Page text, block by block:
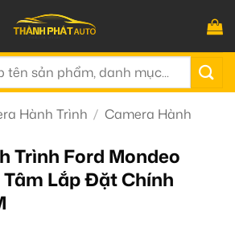
Hành Trình / Camera Hành
Trình Ford Mondeo
Tâm Lắp Đặt Chính